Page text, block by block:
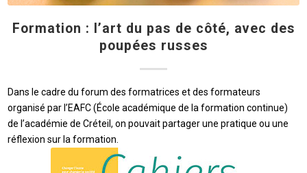
Formation : l’art du pas de côté, avec des
poupées russes
Dans le cadre du forum des formatrices et des formateurs
organisé par l’EAFC (École académique de la formation continue)
de l’académie de Créteil, on pouvait partager une pratique ou une
réflexion sur la formation.